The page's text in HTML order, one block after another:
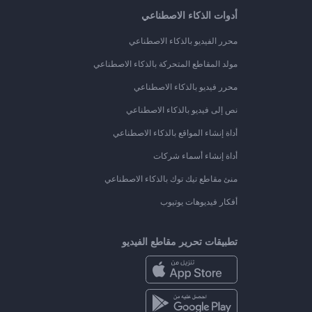
أدوات الذكاء الاصطناعي
محرر الفيديو بالذكاء الاصطناعي
مولد المقاطع المتحركة بالذكاء الاصطناعي
محرر فيديو بالذكاء الاصطناعي
نص إلى فيديو بالذكاء الاصطناعي
أداة إنشاء المواقع بالذكاء الاصطناعي
أداة إنشاء أسماء شركات
منئ مقاطع تيك توك بالذكاء الاصطناعي
أفكار فيديوهات يوتيوب
تطبيقات تحرير مقاطع الفيديو